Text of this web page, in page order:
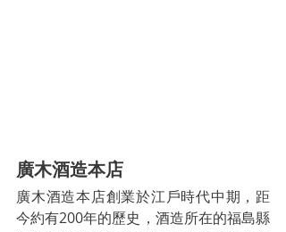
廣木酒造本店
廣木酒造本店創業於江戶時代中期，距
今約有200年的歷史，酒造所在的福島縣